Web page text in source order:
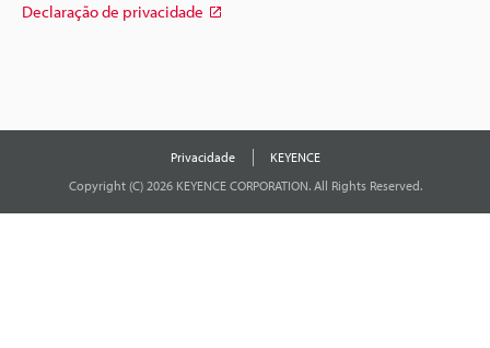
Declaração de privacidade
Privacidade
KEYENCE
Copyright (C) 2026 KEYENCE CORPORATION. All Rights Reserved.